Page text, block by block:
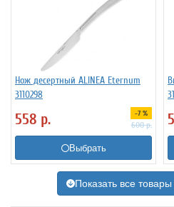
Нож десертный ALINEA Eternum
3110298
558 р. -7 %
600р.
Выбрать
Показать все